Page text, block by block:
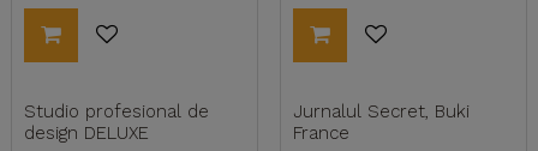
Studio profesional de
design DELUXE
Jurnalul Secret, Buki
France